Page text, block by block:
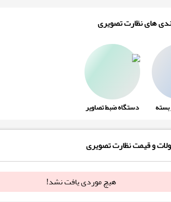
های نظارت تصویری
دستگاه ضبط تصاویر
و قیمت نظارت تصویری
هیچ موردی یافت نشد!